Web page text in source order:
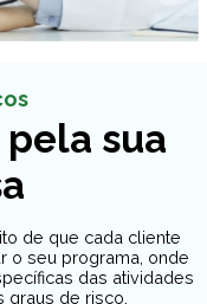
sua
de que cada cliente
o seu programa, onde
das atividades
de risco.